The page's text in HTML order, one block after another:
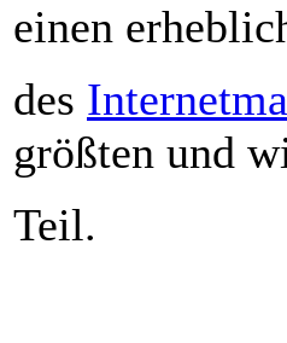
einen
des
größten und
Teil.